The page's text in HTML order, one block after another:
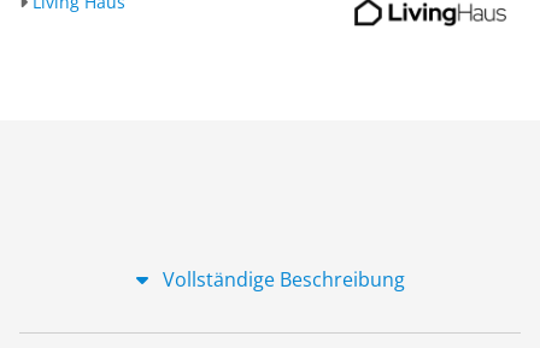
Vollständige Beschreibung